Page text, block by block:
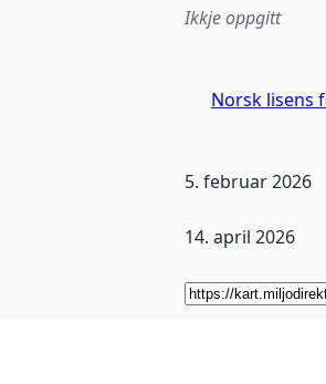
Ikkje oppgitt
Norsk lisens
5. februar 2026
14. april 2026